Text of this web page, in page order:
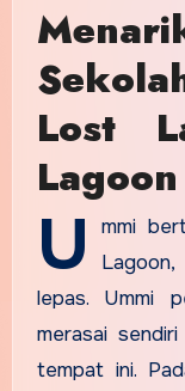
Lost
Lagoon
U
mmi
lepas. Ummi
merasai
tempat ini.